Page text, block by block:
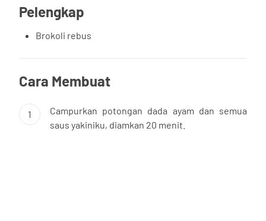
Pelengkap
Brokoli rebus
Cara Membuat
1
Campurkan potongan dada ayam dan semua
saus yakiniku, diamkan 20 menit.